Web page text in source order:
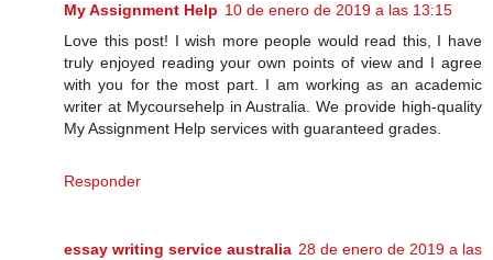
My Assignment Help 10 de enero de 2019 a las 13:15
Love this post! I wish more people would read this, I have
truly enjoyed reading your own points of view and I agree
with you for the most part. I am working as an academic
writer at Mycoursehelp in Australia. We provide high-quality
My Assignment Help services with guaranteed grades.
Responder
essay writing service australia 28 de enero de 2019 a las